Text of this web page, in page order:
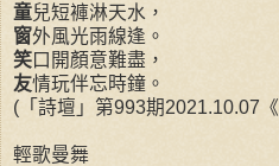
童兒短褲淋天水，
窗外風光雨線逢。
笑口開顏意難盡，
友情玩伴忘時鐘。
(「詩壇」第993期2021.10.07
輕歌曼舞